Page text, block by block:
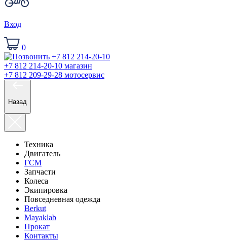
Вход
0
+7 812 214-20-10 магазин
+7 812 209-29-28 мотосервис
Назад
Техника
Двигатель
ГСМ
Запчасти
Колеса
Экипировка
Повседневная одежда
Berkut
Mayaklab
Прокат
Контакты